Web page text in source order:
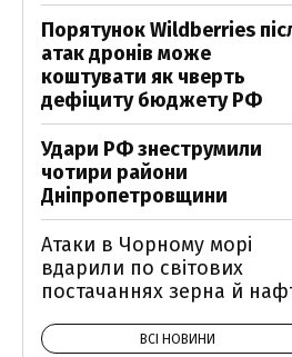
Порятунок Wildberries
атак дронів може
коштувати як чверть
дефіциту бюджету РФ
Удари РФ знеструмили
чотири райони
Дніпропетровщини
Атаки в Чорному морі
вдарили по світових
постачаннях зерна й
ВСІ НОВИНИ